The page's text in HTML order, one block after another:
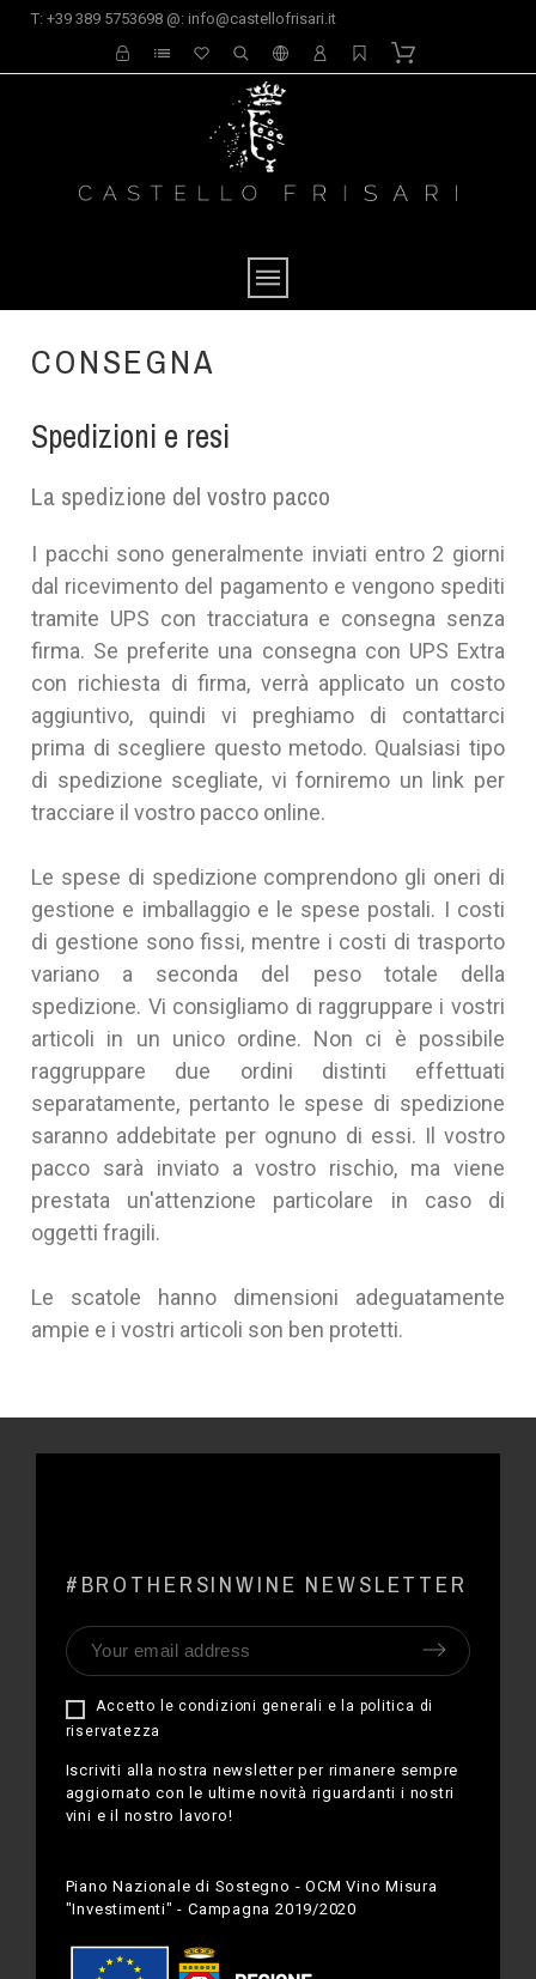
T: +39 389 5753698 @: info@castellofrisari.it
CONSEGNA
Spedizioni e resi
La spedizione del vostro pacco
I pacchi sono generalmente inviati entro 2 giorni
dal ricevimento del pagamento e vengono spediti
tramite UPS con tracciatura e consegna senza
firma. Se preferite una consegna con UPS Extra
con richiesta di firma, verrà applicato un costo
aggiuntivo, quindi vi preghiamo di contattarci
prima di scegliere questo metodo. Qualsiasi tipo
di spedizione scegliate, vi forniremo un link per
tracciare il vostro pacco online.
Le spese di spedizione comprendono gli oneri di
gestione e imballaggio e le spese postali. I costi
di gestione sono fissi, mentre i costi di trasporto
variano a seconda del peso totale della
spedizione. Vi consigliamo di raggruppare i vostri
articoli in un unico ordine. Non ci è possibile
raggruppare due ordini distinti effettuati
separatamente, pertanto le spese di spedizione
saranno addebitate per ognuno di essi. Il vostro
pacco sarà inviato a vostro rischio, ma viene
prestata un'attenzione particolare in caso di
oggetti fragili.
Le scatole hanno dimensioni adeguatamente
ampie e i vostri articoli son ben protetti.
#BROTHERSINWINE NEWSLETTER
Accetto le condizioni generali e la politica di
riservatezza
Iscriviti alla nostra newsletter per rimanere sempre
aggiornato con le ultime novità riguardanti i nostri
vini e il nostro lavoro!
Piano Nazionale di Sostegno - OCM Vino Misura
"Investimenti" - Campagna 2019/2020